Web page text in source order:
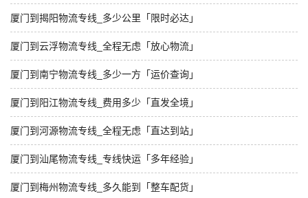
厦门到揭阳物流专线_多少公里「限时必达」
厦门到云浮物流专线_全程无虑「放心物流」
厦门到南宁物流专线_多少一方「运价查询」
厦门到阳江物流专线_费用多少「直发全境」
厦门到河源物流专线_全程无虑「直达到站」
厦门到汕尾物流专线_专线快运「多年经验」
厦门到梅州物流专线_多久能到「整车配货」